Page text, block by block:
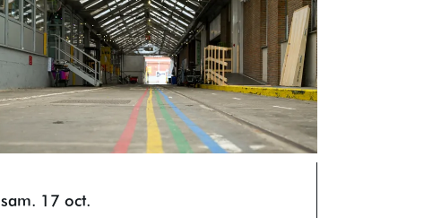
sam. 17 oct.